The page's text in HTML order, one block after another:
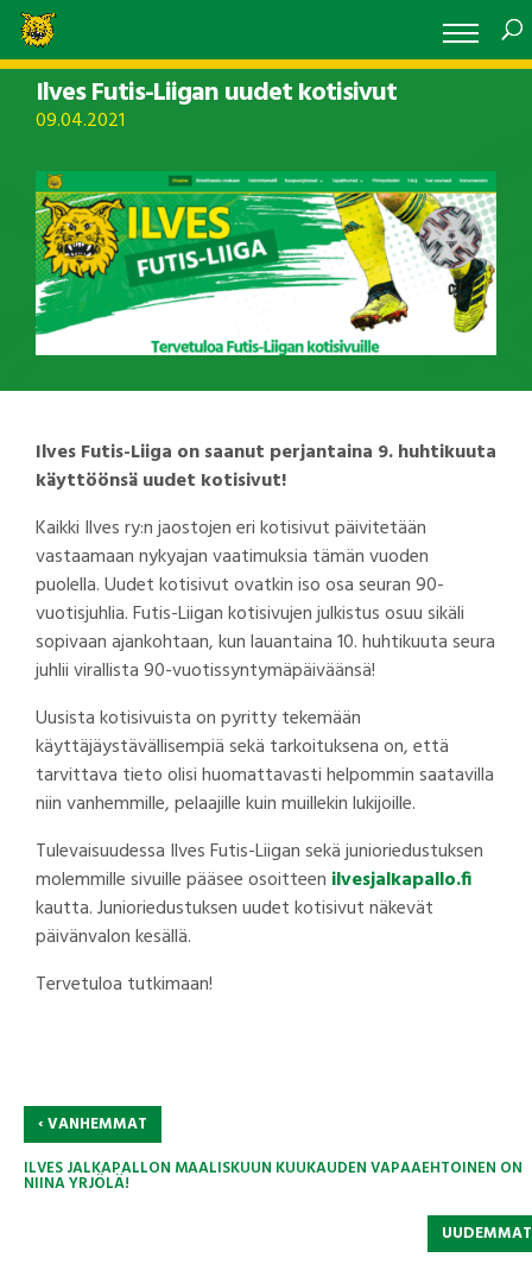
Ilves Futis-Liigan uudet kotisivut
09.04.2021
Ilves Futis-Liiga on saanut perjantaina 9. huhtikuuta
käyttöönsä uudet kotisivut!
Kaikki Ilves ry:n jaostojen eri kotisivut päivitetään
vastaamaan nykyajan vaatimuksia tämän vuoden
puolella. Uudet kotisivut ovatkin iso osa seuran 90-
vuotisjuhlia. Futis-Liigan kotisivujen julkistus osuu sikäli
sopivaan ajankohtaan, kun lauantaina 10. huhtikuuta seura
juhlii virallista 90-vuotissyntymäpäiväänsä!
Uusista kotisivuista on pyritty tekemään
käyttäjäystävällisempiä sekä tarkoituksena on, että
tarvittava tieto olisi huomattavasti helpommin saatavilla
niin vanhemmille, pelaajille kuin muillekin lukijoille.
Tulevaisuudessa Ilves Futis-Liigan sekä junioriedustuksen
molemmille sivuille pääsee osoitteen ilvesjalkapallo.fi
kautta. Junioriedustuksen uudet kotisivut näkevät
päivänvalon kesällä.
Tervetuloa tutkimaan!
‹VANHEMMAT
ILVES JALKAPALLON MAALISKUUN KUUKAUDEN VAPAAEHTOINEN ON
NIINA YRJÖLÄ!